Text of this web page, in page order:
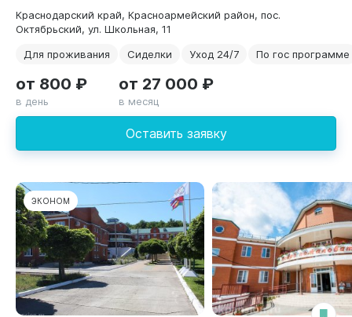
Краснодарский край, Красноармейский район, пос.
Октябрьский, ул. Школьная, 11
Для проживания
Сиделки Уход 24/7 По гос программе
Оставить заявку
от 800 ₽
в день
от 27 000 ₽
в месяц
ЭКОНОМ